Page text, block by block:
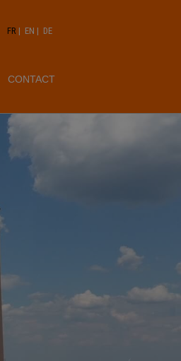
FR | EN | DE
CONTACT